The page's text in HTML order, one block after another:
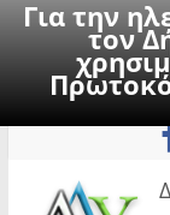
Για την
τον
to